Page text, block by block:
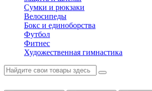
Сумки и рюкзаки
Велосипеды
Бокс и единоборства
Футбол
Фитнес
Художественная гимнастика